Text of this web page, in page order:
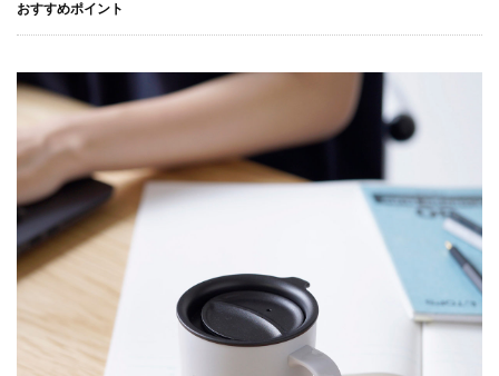
おすすめポイント